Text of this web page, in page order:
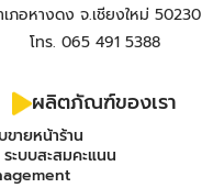
เภอหางดง จ.เชียงใหม่ 50230
โทร. 065 491 5388
ผลิตภัณฑ์ของเรา
ขายหน้าร้าน
ะบบสะสมคะแนน